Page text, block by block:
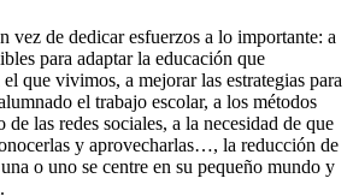
vez de dedicar esfuerzos a lo importante: a
para adaptar la educación que
que vivimos, a mejorar las estrategias para
el trabajo escolar, a los métodos
las redes sociales, a la necesidad de que
y aprovecharlas…, la reducción de
o uno se centre en su pequeño mundo y